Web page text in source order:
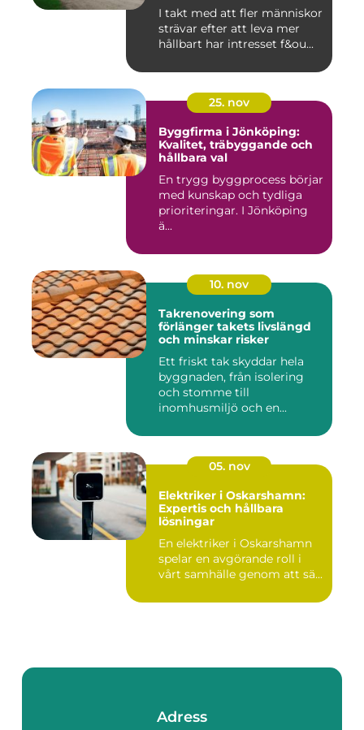
I takt med att fler människor
strävar efter att leva mer
hållbart har intresset f&ou...
25. nov
Byggfirma i Jönköping:
Kvalitet, träbyggande och
hållbara val
En trygg byggprocess börjar
med kunskap och tydliga
prioriteringar. I Jönköping
ä...
10. nov
Takrenovering som
förlänger takets livslängd
och minskar risker
Ett friskt tak skyddar hela
byggnaden, från isolering
och stomme till
inomhusmiljö och en...
05. nov
Elektriker i Oskarshamn:
Expertis och hållbara
lösningar
En elektriker i Oskarshamn
spelar en avgörande roll i
vårt samhälle genom att sä...
Adress